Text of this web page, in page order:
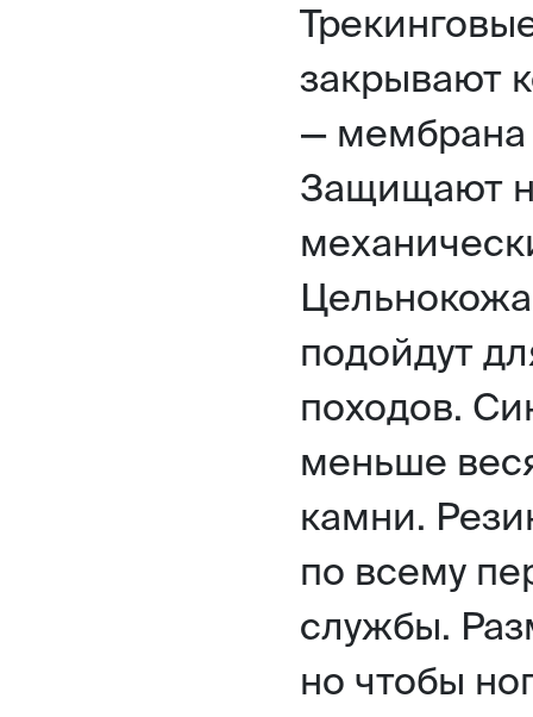
закрывают
— мембрана
Защищают
подойдут
походов.
меньше
камни.
по всему
службы.
но чтобы